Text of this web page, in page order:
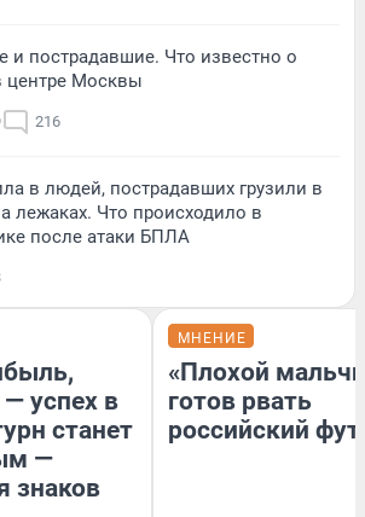
и пострадавшие. Что известно о
центре Москвы
216
в людей, пострадавших грузили в
лежаках. Что происходило в
после атаки БПЛА
успех в
станет
—
знаков
МНЕНИЕ
«Плохой
готов рвать
российский